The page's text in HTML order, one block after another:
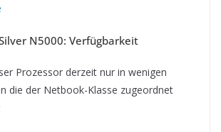
N5000: Verfügbarkeit
Prozessor derzeit nur in wenigen
die der Netbook-Klasse zugeordnet